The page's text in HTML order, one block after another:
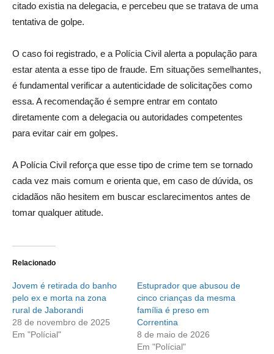
citado existia na delegacia, e percebeu que se tratava de uma
tentativa de golpe.
O caso foi registrado, e a Polícia Civil alerta a população para
estar atenta a esse tipo de fraude. Em situações semelhantes,
é fundamental verificar a autenticidade de solicitações como
essa. A recomendação é sempre entrar em contato
diretamente com a delegacia ou autoridades competentes
para evitar cair em golpes.
A Polícia Civil reforça que esse tipo de crime tem se tornado
cada vez mais comum e orienta que, em caso de dúvida, os
cidadãos não hesitem em buscar esclarecimentos antes de
tomar qualquer atitude.
Relacionado
Jovem é retirada do banho
pelo ex e morta na zona
rural de Jaborandi
28 de novembro de 2025
Em "Polícial"
Estuprador que abusou de
cinco crianças da mesma
família é preso em
Correntina
8 de maio de 2026
Em "Polícial"